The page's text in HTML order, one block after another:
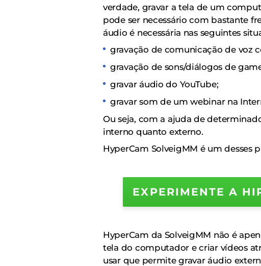
verdade, gravar a tela de um
pode ser necessário com bastante
áudio é necessária nas seguintes
gravação de comunicação de voz
gravação de sons/diálogos de
gravar áudio do YouTube;
gravar som de um webinar na
Ou seja, com a ajuda de
interno quanto externo.
HyperCam SolveigMM é um desses
EXPERIMENTE A
HyperCam da SolveigMM não é
tela do computador e criar vídeos
usar que permite gravar áudio